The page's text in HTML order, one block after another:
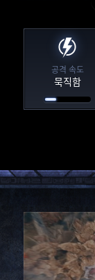
공격 속도
묵직함